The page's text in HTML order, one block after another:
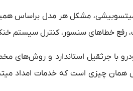
مشکل هر مدل براساس
رفع خطاهای سنسور، کنترل
با جرثقیل استاندارد و
چیزی است که خدمات امداد